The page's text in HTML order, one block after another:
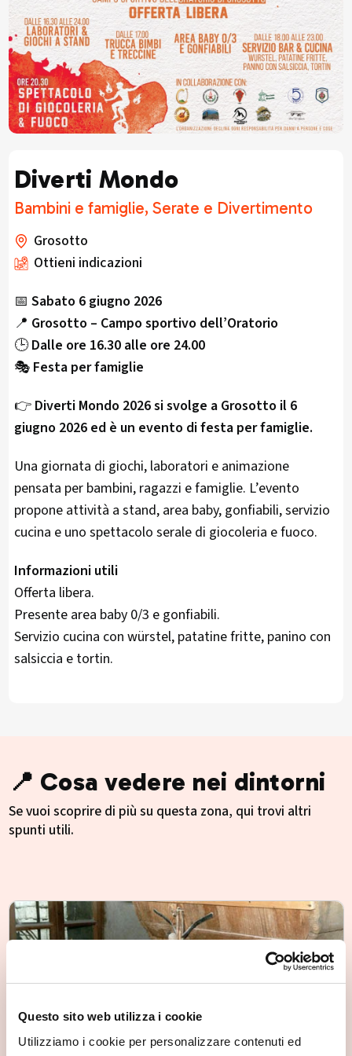
Questo sito web utilizza i cookie
Utilizziamo i cookie per personalizzare contenuti ed
Diverti Mondo
Bambini e famiglie, Serate e Divertimento
Grosotto
Ottieni indicazioni
📅 Sabato 6 giugno 2026
📍 Grosotto – Campo sportivo dell’Oratorio
🕒Dalle ore 16.30 alle ore 24.00
🎭 Festa per famiglie
👉 Diverti Mondo 2026 si svolge a Grosotto il 6
giugno 2026 ed è un evento di festa per famiglie.
Una giornata di giochi, laboratori e animazione
pensata per bambini, ragazzi e famiglie. L’evento
propone attività a stand, area baby, gonfiabili, servizio
cucina e uno spettacolo serale di giocoleria e fuoco.
Informazioni utili
Offerta libera.
Presente area baby 0/3 e gonfiabili.
Servizio cucina con würstel, patatine fritte, panino con
salsiccia e tortin.
📍 Cosa vedere nei dintorni
Se vuoi scoprire di più su questa zona, qui trovi altri
spunti utili.